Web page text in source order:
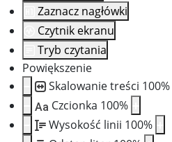
Zaznacz nagłówki
Czytnik ekranu
Tryb czytania
Powiększenie
Skalowanie treści 100%
Aa Czcionka 100%
Wysokość linii 100%